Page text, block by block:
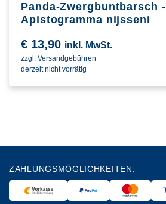
Panda-Zwergbuntbarsch -
Apistogramma nijsseni
€ 13,90 inkl. MwSt.
zzgl. Versandgebühren
derzeit nicht vorrätig
ZAHLUNGSMÖGLICHKEITEN: